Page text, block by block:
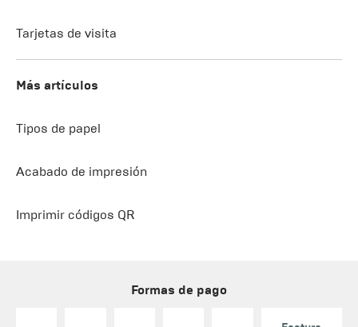
Tarjetas de visita
Más artículos
Tipos de papel
Acabado de impresión
Imprimir códigos QR
Formas de pago